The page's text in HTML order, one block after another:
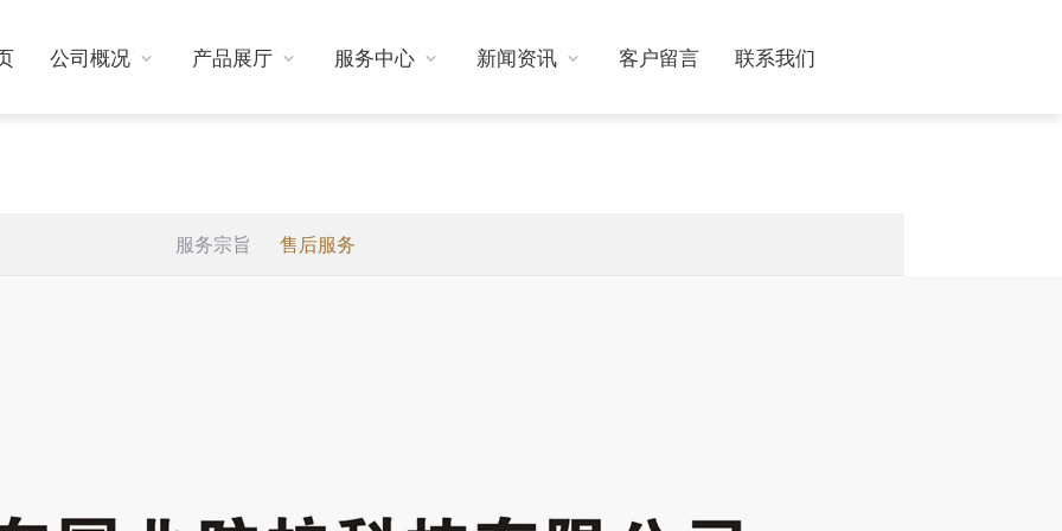
公司概况 产品展厅 服务中心 新闻资讯 客户留言 联系我们
服务宗旨 售后服务